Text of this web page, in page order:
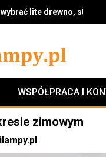
lite drewno, styl i
WSPÓŁPRACA I
zimowym